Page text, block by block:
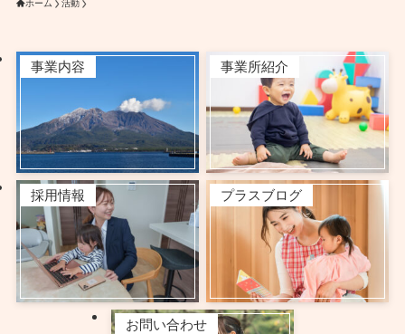
ホーム 活動
事業内容 事業所紹介
採用情報 プラスブログ
お問い合わせ